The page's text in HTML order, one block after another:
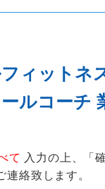
ィットネ
ルコーチ
て 入力の上、「
連絡致します。